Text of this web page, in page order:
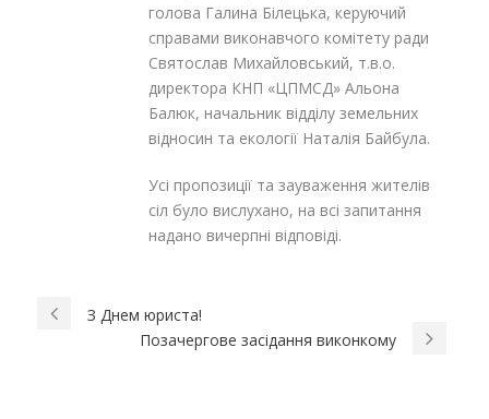
голова Галина Білецька, керуючий
справами виконавчого комітету ради
Святослав Михайловський, т.в.о.
директора КНП «ЦПМСД» Альона
Балюк, начальник відділу земельних
відносин та екології Наталія Байбула.
Усі пропозиції та зауваження жителів
сіл було вислухано, на всі запитання
надано вичерпні відповіді.
З Днем юриста!
Позачергове засідання виконкому